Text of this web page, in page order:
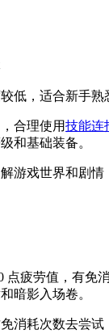
低，适合新手熟
合理使用技能连
和基础装备。
游戏世界和剧
点疲劳值，有免
暗影入场卷。
消耗次数去尝